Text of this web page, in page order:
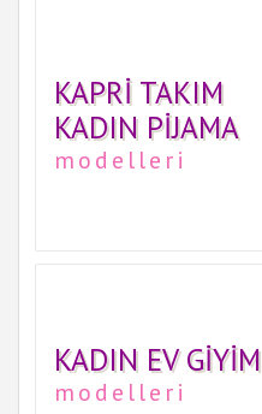
KAPRI TAKIM
KADIN PIJAMA
modelleri
KADIN EV GIYIM
modelleri